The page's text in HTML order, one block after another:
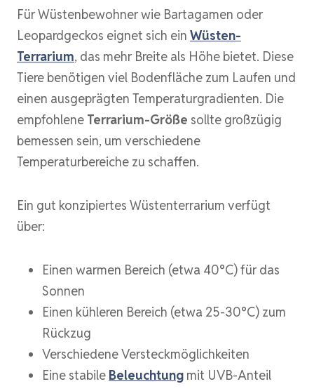
Für Wüstenbewohner wie Bartagamen oder
Leopardgeckos eignet sich ein Wüsten-
Terrarium, das mehr Breite als Höhe bietet. Diese
Tiere benötigen viel Bodenfläche zum Laufen und
einen ausgeprägten Temperaturgradienten. Die
empfohlene Terrarium-Größe sollte großzügig
bemessen sein, um verschiedene
Temperaturbereiche zu schaffen.
Ein gut konzipiertes Wüstenterrarium verfügt
über:
Einen warmen Bereich (etwa 40°C) für das
Sonnen
Einen kühleren Bereich (etwa 25-30°C) zum
Rückzug
Verschiedene Versteckmöglichkeiten
Eine stabile Beleuchtung mit UVB-Anteil